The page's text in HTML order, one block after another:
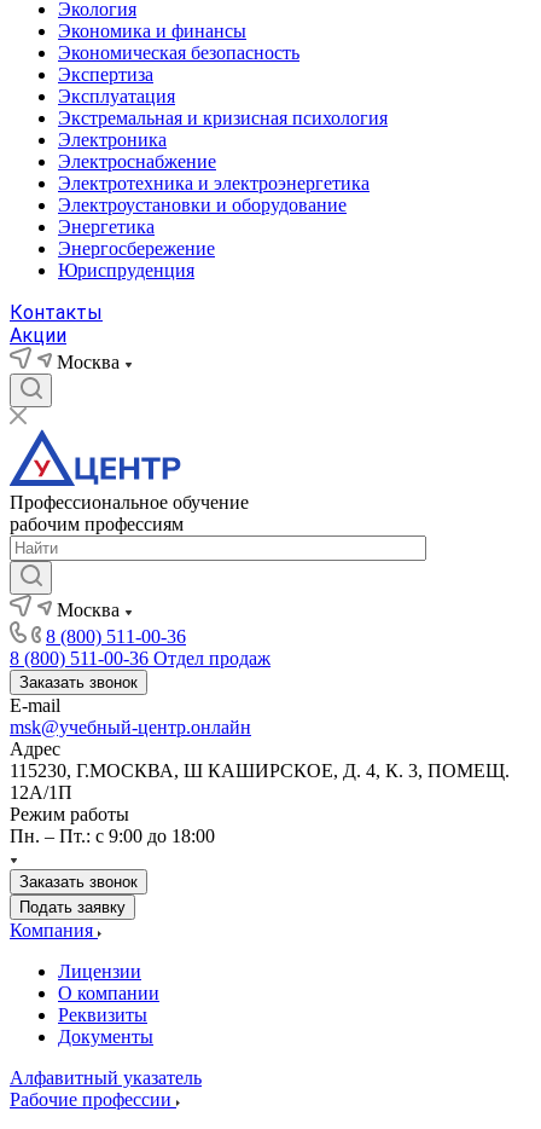
Экология
Экономика и финансы
Экономическая безопасность
Экспертиза
Эксплуатация
Экстремальная и кризисная психология
Электроника
Электроснабжение
Электротехника и электроэнергетика
Электроустановки и оборудование
Энергетика
Энергосбережение
Юриспруденция
Контакты
Акции
Москва
Профессиональное обучение
рабочим профессиям
Москва
8 (800) 511-00-36
8 (800) 511-00-36 Отдел продаж
Заказать звонок
E-mail
msk@учебный-центр.онлайн
Адрес
115230, Г.МОСКВА, Ш КАШИРСКОЕ, Д. 4, К. 3, ПОМЕЩ.
12А/1П
Режим работы
Пн. – Пт.: с 9:00 до 18:00
Заказать звонок
Подать заявку
Компания
Лицензии
О компании
Реквизиты
Документы
Алфавитный указатель
Рабочие профессии